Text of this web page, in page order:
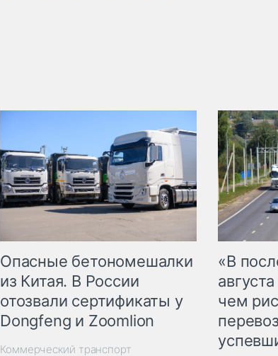
Опасные бетономешалки
из Китая. В России
отозвали сертификаты у
Dongfeng и Zoomlion
Коммерческий транспорт
«В
чем